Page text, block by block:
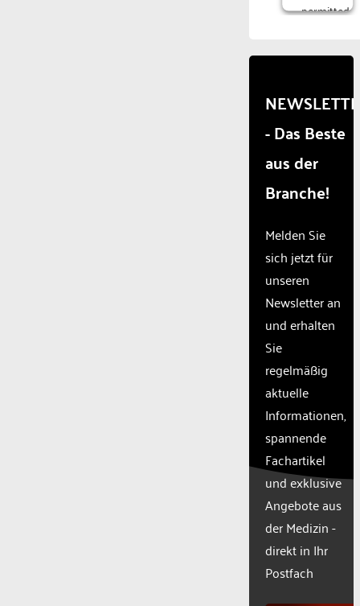
permitted
due to
that
are
not
disclosed
to the
The
owner
needs
to
setup
the
site
with
CMP
to add
content
to the
list of
used.
Powered
Consent
- Das Beste
aus der
Branche!
Melden Sie
sich jetzt für
unseren
Newsletter an
und erhalten
Sie
regelmäßig
aktuelle
Informationen,
spannende
Fachartikel
und exklusive
Angebote aus
der Medizin -
direkt in Ihr
Postfach